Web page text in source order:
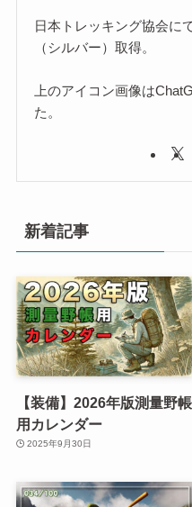
日本トレッキング協会に
（シルバー）取得。
上のアイコン画像は
た。
新着記事
【装備】2026年版測量野帳
用カレンダー
2025年9月30日